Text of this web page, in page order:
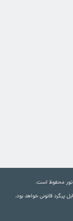
محفوظ است.
پیگرد قانونی خواهد بود.